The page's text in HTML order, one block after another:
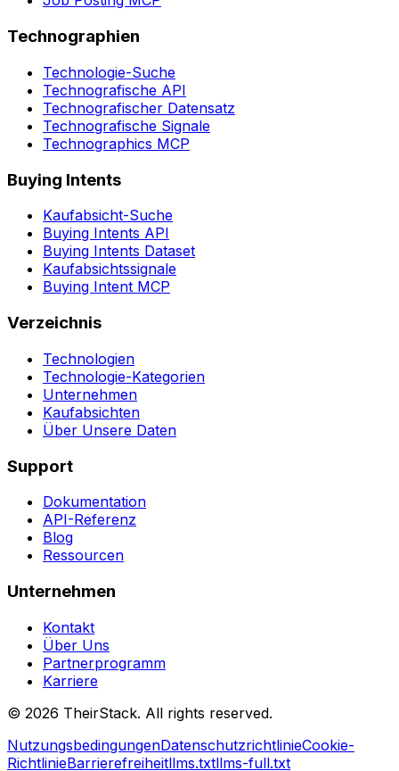
Technographien
Technologie-Suche
Technografische API
Technografischer Datensatz
Technografische Signale
Technographics MCP
Buying Intents
Kaufabsicht-Suche
Buying Intents API
Buying Intents Dataset
Kaufabsichtssignale
Buying Intent MCP
Verzeichnis
Technologien
Technologie-Kategorien
Unternehmen
Kaufabsichten
Über Unsere Daten
Support
Dokumentation
API-Referenz
Blog
Ressourcen
Unternehmen
Kontakt
Über Uns
Partnerprogramm
Karriere
© 2026 TheirStack. All rights reserved.
NutzungsbedingungenDatenschutzrichtlinieCookie-
RichtlinieBarrierefreiheitllms.txtllms-full.txt